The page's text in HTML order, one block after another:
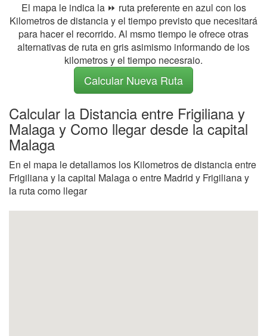
El mapa le indica la ⏩ ruta preferente en azul con los
Kilometros de distancia y el tiempo previsto que necesitará
para hacer el recorrido. Al msmo tiempo le ofrece otras
alternativas de ruta en gris asimismo informando de los
kilometros y el tiempo necesraio.
Calcular Nueva Ruta
Calcular la Distancia entre Frigiliana y
Malaga y Como llegar desde la capital
Malaga
En el mapa le detallamos los Kilometros de distancia entre
Frigiliana y la capital Malaga o entre Madrid y Frigiliana y
la ruta como llegar